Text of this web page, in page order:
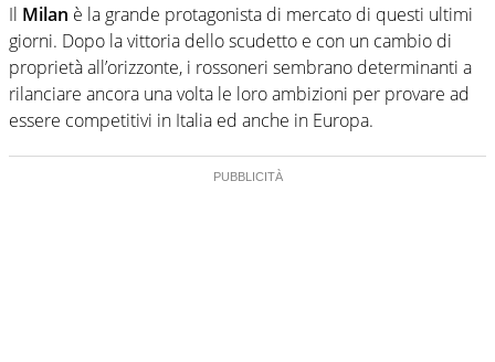
Il Milan è la grande protagonista di mercato di questi ultimi
giorni. Dopo la vittoria dello scudetto e con un cambio di
proprietà all’orizzonte, i rossoneri sembrano determinanti a
rilanciare ancora una volta le loro ambizioni per provare ad
essere competitivi in Italia ed anche in Europa.